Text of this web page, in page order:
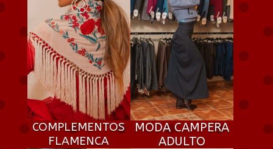
COMPLEMENTOS
FLAMENCA
MODA CAMPERA
ADULTO